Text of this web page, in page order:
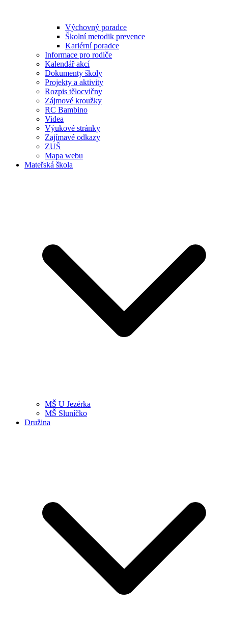
Výchovný poradce
Školní metodik prevence
Kariérní poradce
Informace pro rodiče
Kalendář akcí
Dokumenty školy
Projekty a aktivity
Rozpis tělocvičny
Zájmové kroužky
RC Bambino
Videa
Výukové stránky
Zajímavé odkazy
ZUŠ
Mapa webu
Mateřská škola
MŠ U Jezérka
MŠ Sluníčko
Družina